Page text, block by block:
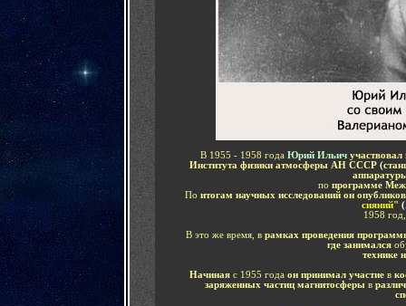
В 1955 - 1958 года Юрий Ильич участвовал
Института физики атмосферы АН СССР (
по программе
По итогам научных исследований он
сияний" (
1958
В это же время, в рамках проведения
где занимался
технике
Начиная с 1955 года он принимал участие в
заряженных частиц магнитосферы в